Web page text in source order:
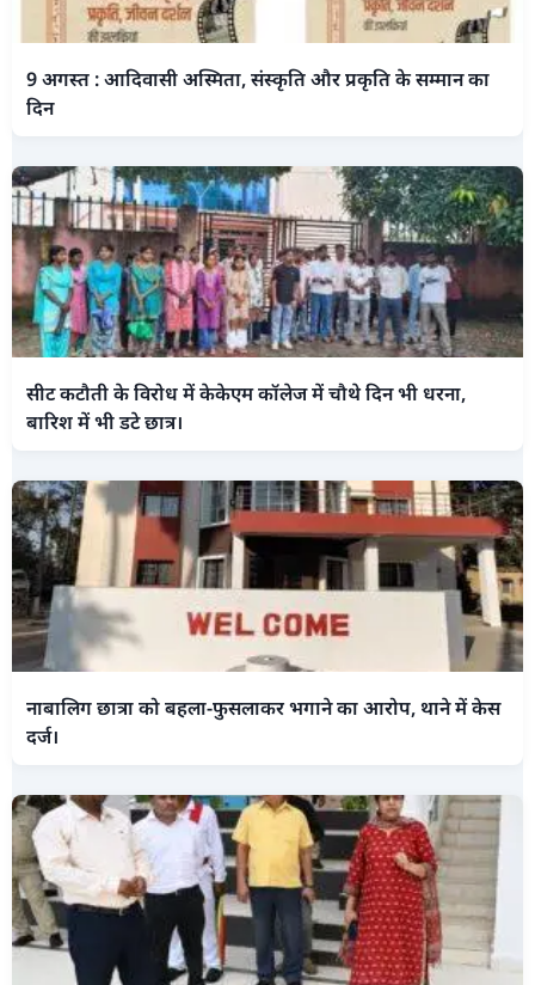
9 अगस्त : आदिवासी अस्मिता, संस्कृति और प्रकृति के सम्मान का
दिन
सीट कटौती के विरोध में केकेएम कॉलेज में चौथे दिन भी धरना,
बारिश में भी डटे छात्र।
नाबालिग छात्रा को बहला-फुसलाकर भगाने का आरोप, थाने में केस
दर्ज।